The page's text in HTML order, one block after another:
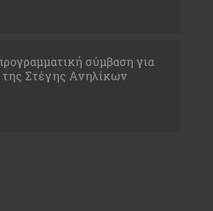
σύμβαση για
της Στέγης Ανηλίκων